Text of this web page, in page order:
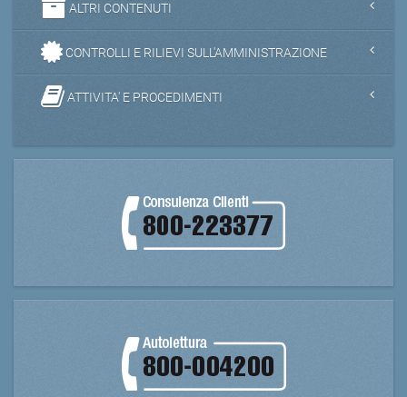
ALTRI CONTENUTI
CONTROLLI E RILIEVI SULL'AMMINISTRAZIONE
ATTIVITA' E PROCEDIMENTI